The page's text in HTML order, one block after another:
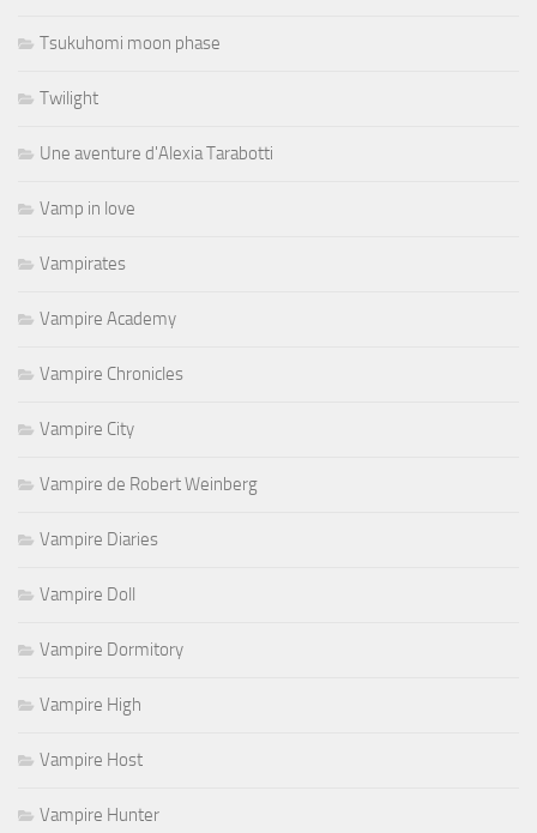
Tsukuhomi moon phase
Twilight
Une aventure d'Alexia Tarabotti
Vamp in love
Vampirates
Vampire Academy
Vampire Chronicles
Vampire City
Vampire de Robert Weinberg
Vampire Diaries
Vampire Doll
Vampire Dormitory
Vampire High
Vampire Host
Vampire Hunter